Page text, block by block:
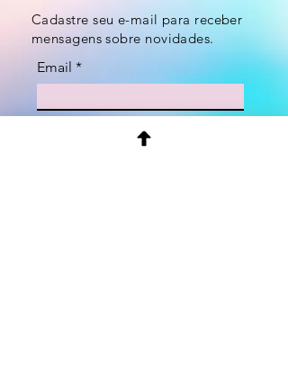
Cadastre seu e-mail para receber
mensagens sobre novidades.
Email
Enviar